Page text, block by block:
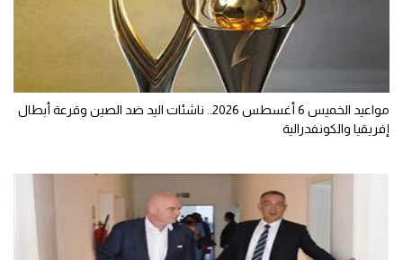
مواعيد الخميس 6 أغسطس 2026.. ناشئات اليد ضد الصين وقرعة أبطال
إفريقيا والكونفدرالية